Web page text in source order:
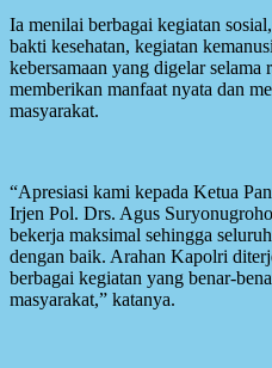
Ia menilai berbagai kegiatan
bakti kesehatan, kegiatan
kebersamaan yang digelar
memberikan manfaat nyata dan
masyarakat.
“Apresiasi kami kepada Ketua
Irjen Pol. Drs. Agus
bekerja maksimal sehingga
dengan baik. Arahan Kapolri
berbagai kegiatan yang benar-
masyarakat,” katanya.